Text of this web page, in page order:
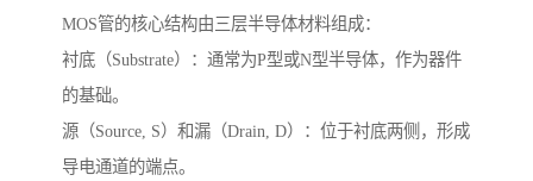
MOS管的核心结构由三层半导体材料组成：
衬底（Substrate）：通常为P型或N型半导体，作为器件
的基础。
源（Source, S）和漏（Drain, D）：位于衬底两侧，形成
导电通道的端点。